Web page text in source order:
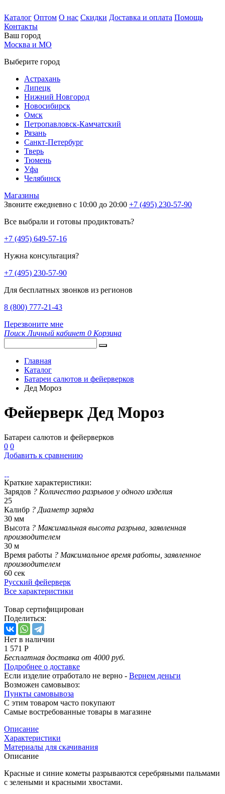
Каталог Оптом О нас Скидки Доставка и оплата Помощь
Контакты
Ваш город
Москва и МО
Выберите город
Астрахань
Липецк
Нижний Новгород
Новосибирск
Омск
Петропавловск-Камчатский
Рязань
Санкт-Петербург
Тверь
Тюмень
Уфа
Челябинск
Магазины
Звоните ежедневно с 10:00 до 20:00 +7 (495) 230-57-90
Все выбрали и готовы продиктовать?
+7 (495) 649-57-16
Нужна консультация?
+7 (495) 230-57-90
Для бесплатных звонков из регионов
8 (800) 777-21-43
Перезвоните мне
Поиск Личный кабинет 0 Корзина
Главная
Каталог
Батареи салютов и фейерверков
Дед Мороз
Фейерверк Дед Мороз
Батареи салютов и фейерверков
0 0
Добавить к сравнению
Краткие характеристики:
Зарядов ? Количество разрывов у одного изделия
25
Калибр ? Диаметр заряда
30 мм
Высота ? Максимальная высота разрыва, заявленная
производителем
30 м
Время работы ? Максимальное время работы, заявленное
производителем
60 сек
Русский фейерверк
Все характеристики
Товар сертифицирован
Поделиться:
Нет в наличии
1 571 Р
Бесплатная доставка от 4000 руб.
Подробнее о доставке
Если изделие отработало не верно - Вернем деньги
Возможен самовывоз:
Пункты самовывоза
С этим товаром часто покупают
Самые востребованные товары в магазине
Описание
Характеристики
Материалы для скачивания
Описание
Красные и синие кометы разрываются серебряными пальмами
с зелеными и красными хвостами.